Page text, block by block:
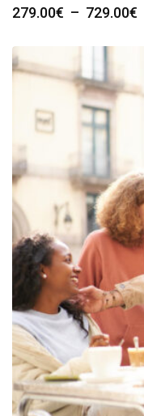
279.00€ – 729.00€
à